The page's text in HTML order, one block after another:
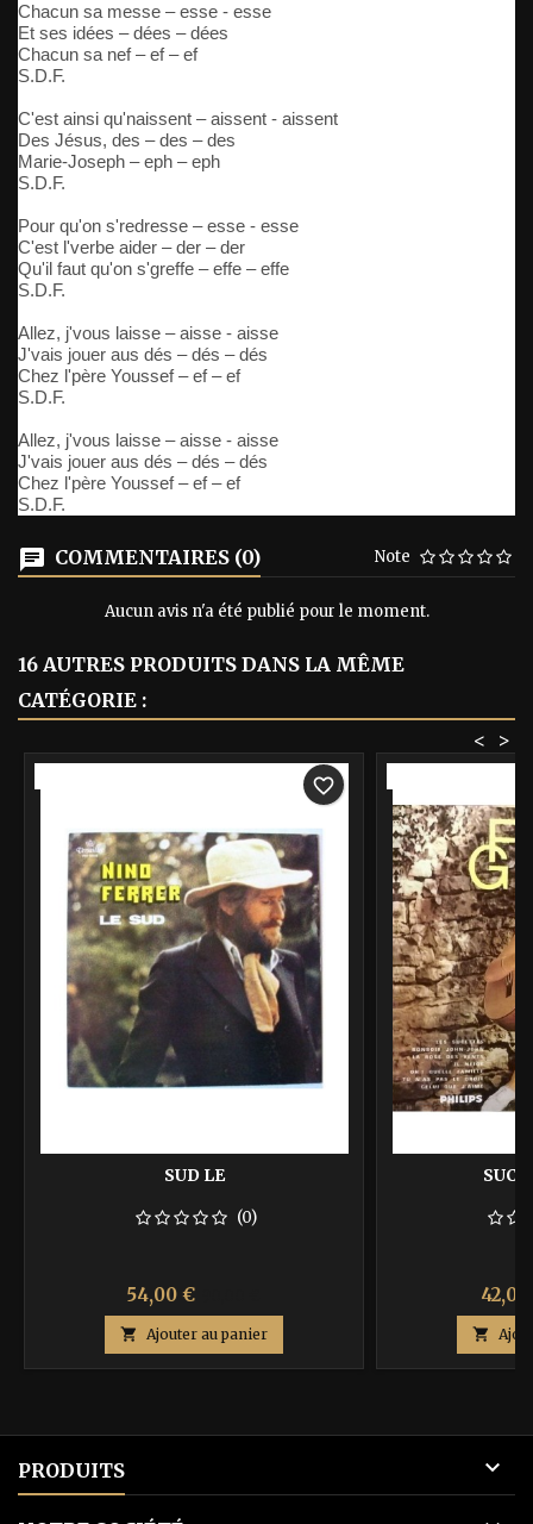
Chacun sa messe – esse - esse
Et ses idées – dées – dées
Chacun sa nef – ef – ef
S.D.F.
C'est ainsi qu'naissent – aissent - aissent
Des Jésus, des – des – des
Marie-Joseph – eph – eph
S.D.F.
Pour qu'on s'redresse – esse - esse
C'est l'verbe aider – der – der
Qu'il faut qu'on s'greffe – effe – effe
S.D.F.
Allez, j'vous laisse – aisse - aisse
J'vais jouer aus dés – dés – dés
Chez l'père Youssef – ef – ef
S.D.F.
Allez, j'vous laisse – aisse - aisse
J'vais jouer aus dés – dés – dés
Chez l'père Youssef – ef – ef
S.D.F.
COMMENTAIRES (0) Note
Aucun avis n'a été publié pour le moment.
16 AUTRES PRODUITS DANS LA MÊME
CATÉGORIE :
>
<
SUD LE
(0)
Prix
54,00 €
base
 Ajouter au panier
favorite_border
Prix

PRODUITS 